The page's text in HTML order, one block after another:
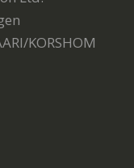
KORSHOM